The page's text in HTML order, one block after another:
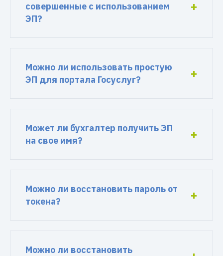
совершенные с использованием
ЭП?
Можно ли использовать простую
ЭП для портала Госуслуг?
Может ли бухгалтер получить ЭП
на свое имя?
Можно ли восстановить пароль от
токена?
Можно ли восстановить